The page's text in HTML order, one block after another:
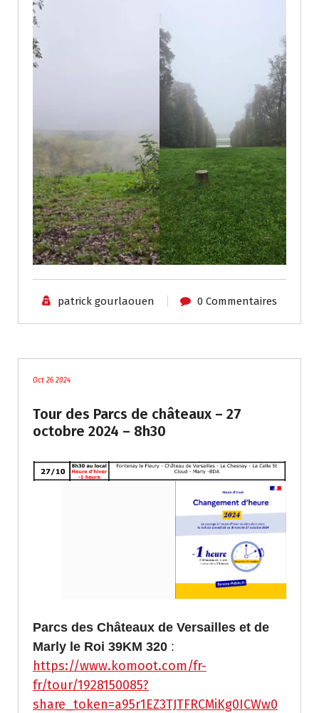
patrick gourlaouen 0 Commentaires
Oct 26 2024
Tour des Parcs de châteaux – 27
octobre 2024 – 8h30
Parcs des Châteaux de Versailles et de
Marly le Roi 39KM 320 :
https://www.komoot.com/fr-
fr/tour/1928150085?
share_token=a95r1EZ3TJTFRCMiKg0ICWw0